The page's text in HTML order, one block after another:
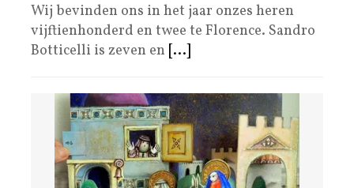
Wij bevinden ons in het jaar onzes heren
vijftienhonderd en twee te Florence. Sandro
Botticelli is zeven en [...]